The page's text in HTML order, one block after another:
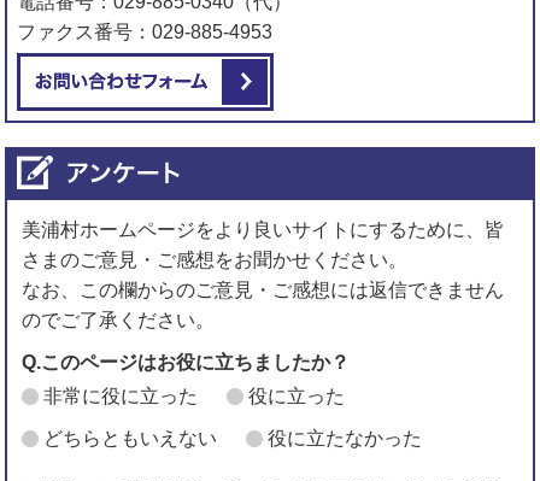
ファクス番号：029-885-4953
美浦村ホームページをより良いサイトにするために、皆
さまのご意見・ご感想をお聞かせください。
なお、この欄からのご意見・ご感想には返信できません
のでご了承ください。
Q.このページはお役に立ちましたか？
非常に役に立った
役に立った
どちらともいえない 役に立たなかった